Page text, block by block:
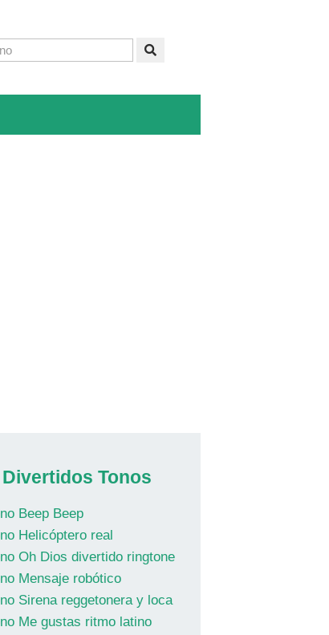
Divertidos Tonos
Beep Beep
Helicóptero real
Oh Dios divertido ringtone
Mensaje robótico
Sirena reggetonera y loca
Me gustas ritmo latino